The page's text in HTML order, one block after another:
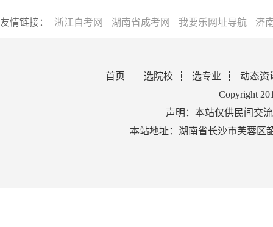
友情链接： 浙江自考网 湖南省成考网 我要乐网址导航 济
首页 选院校 选专业
动态资
Copyright
声明：本站仅供民间交
本站地址：湖南省长沙市芙蓉区